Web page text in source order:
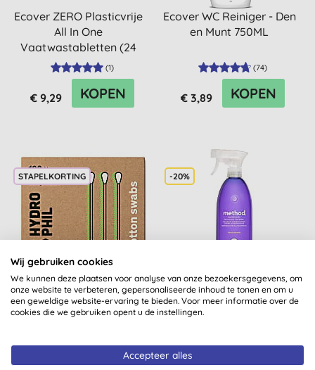
Ecover ZERO Plasticvrije
All In One
Vaatwastabletten (24
stuks)
(1)
€ 9,29 KOPEN
Ecover WC Reiniger - Den
en Munt 750ML
(74)
€ 3,89 KOPEN
STAPELKORTING
Hydrophil Biologisch
Katoenen
Wattenstaafjes
€ 2,30 KOPEN
-20%
Method Allesreiniger -
Franse Lavendel (828ml)
€ 5,19
Wij gebruiken cookies
We kunnen deze plaatsen voor analyse van onze bezoekersgegevens, om
onze website te verbeteren, gepersonaliseerde inhoud te tonen en om u
een geweldige website-ervaring te bieden. Voor meer informatie over de
cookies die we gebruiken opent u de instellingen.
Accepteer alles